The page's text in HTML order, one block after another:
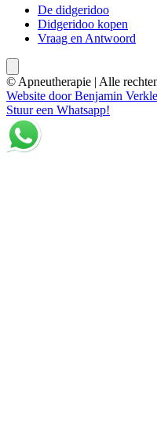
De didgeridoo
Didgeridoo kopen
Vraag en Antwoord
© Apneutherapie | Alle
Website door Benjamin
Stuur een Whatsapp!